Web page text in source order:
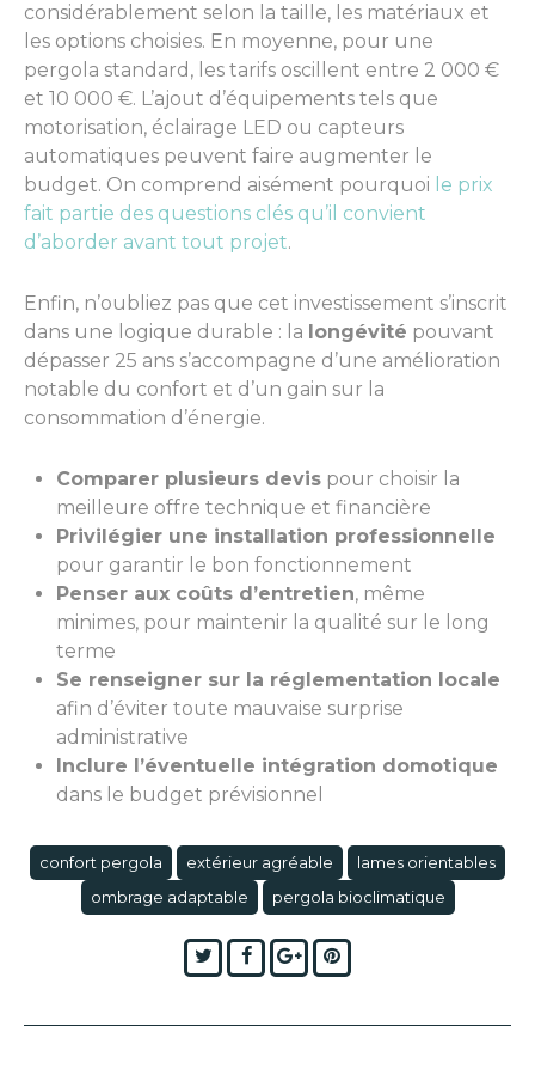
considérablement selon la taille, les matériaux et
les options choisies. En moyenne, pour une
pergola standard, les tarifs oscillent entre 2 000 €
et 10 000 €. L’ajout d’équipements tels que
motorisation, éclairage LED ou capteurs
automatiques peuvent faire augmenter le
budget. On comprend aisément pourquoi le prix
fait partie des questions clés qu’il convient
d’aborder avant tout projet.
Enfin, n’oubliez pas que cet investissement s’inscrit
dans une logique durable : la longévité pouvant
dépasser 25 ans s’accompagne d’une amélioration
notable du confort et d’un gain sur la
consommation d’énergie.
Comparer plusieurs devis pour choisir la
meilleure offre technique et financière
Privilégier une installation professionnelle
pour garantir le bon fonctionnement
Penser aux coûts d’entretien, même
minimes, pour maintenir la qualité sur le long
terme
Se renseigner sur la réglementation locale
afin d’éviter toute mauvaise surprise
administrative
Inclure l’éventuelle intégration domotique
dans le budget prévisionnel
confort pergola extérieur agréable
lames orientables
ombrage adaptable
pergola bioclimatique
TwitterFacebook
Google+Pinterest